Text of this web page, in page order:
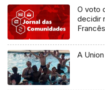
O voto
decidir
Francês
A